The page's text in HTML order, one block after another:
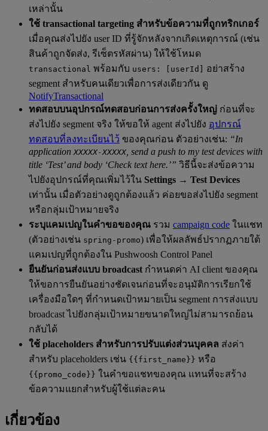
เหล่านั้น
ใช้ transactional targeting สำหรับข้อความที่ถูกทริกเกอร์
เมื่อคุณส่งไปยัง user ID ที่รู้จักหลังจากเกิดเหตุการณ์ (เช่น
สินค้าถูกจัดส่ง, รีเซ็ตรหัสผ่าน) ให้ใช้โหมด
transactional พร้อมกับ users: [userId]
อย่าสร้าง
segment สำหรับคนเดียวเพื่อการส่งเดียวกัน ดู
NotifyTransactional
ทดสอบบนอุปกรณ์ทดสอบก่อนการส่งครั้งใหญ่ ก่อนที่จะ
ส่งไปยัง segment จริง ให้ขอให้ agent ส่งไปยัง อุปกรณ์
ทดสอบที่ลงทะเบียนไว้ ของคุณก่อน ตัวอย่างเช่น: “In
application XXXXX-XXXXX , send a push to my test devices with
title ‘Test’ and body ‘Check text here.’” วิธีนี้จะส่งข้อความ
ไปยังอุปกรณ์ที่คุณเพิ่มไว้ใน Settings → Test Devices
เท่านั้น เมื่อตัวอย่างดูถูกต้องแล้ว ค่อยขอส่งไปยัง segment
หรือกลุ่มเป้าหมายจริง
ระบุแคมเปญในคำขอของคุณ รวม campaign code ในแชท
(ตัวอย่างเช่น spring-promo) เพื่อให้ผลลัพธ์ปรากฏภายใต้
แคมเปญที่ถูกต้องใน Pushwoosh Control Panel
ยืนยันก่อนส่งแบบ broadcast กำหนดค่า AI client ของคุณ
ให้ขอการยืนยันอย่างชัดเจนก่อนที่จะอนุมัติการเรียกใช้
เครื่องมือใดๆ ที่กำหนดเป้าหมายเป็น segment การส่งแบบ
broadcast ไปยังกลุ่มเป้าหมายขนาดใหญ่ไม่สามารถย้อน
กลับได้
ใช้ placeholders สำหรับการปรับแต่งส่วนบุคคล ส่งค่า
สำหรับ placeholders เช่น {{first_name}} หรือ
{{promo_code}} ในคำขอแชทของคุณ แทนที่จะสร้าง
ข้อความแยกสำหรับผู้ใช้แต่ละคน
เกี่ยวข้อง